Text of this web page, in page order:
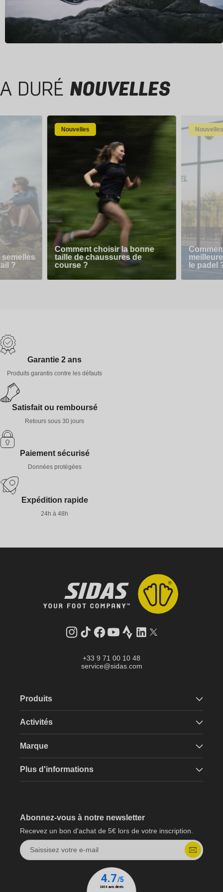
A DURÉ NOUVELLES
?
Nouvelles
Comment choisir la bonne
taille de chaussures de
course ?
Nouvelles
le padel
Garantie 2 ans
Produits garantis contre les défauts
Satisfait ou remboursé
Retours sous 30 jours
Paiement sécurisé
Données protégées
Expédition rapide
24h à 48h
Instagram
Tik
Facebook
YouTube
StravaLinkedInTwitter
+33 9 71 00 10 48
service@sidas.com
Produits
Activités
Marque
Plus d'informations
Abonnez-vous à notre newsletter
Recevez un bon d'achat de 5€ lors de votre inscription.
Saissisez votre e-mail